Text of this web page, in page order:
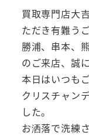
買取専門店大
ただき有難う
勝浦、串本、
のご来店、誠
本日はいつも
クリスチャン
した。
お洒落で洗練